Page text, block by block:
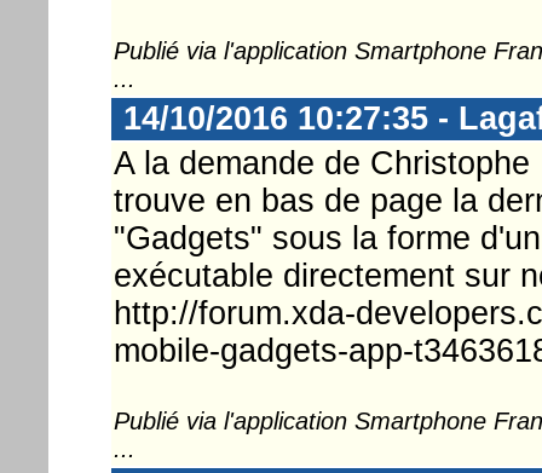
Publié via l'application Smartphone
...
14/10/2016 10:27:35 -
A la demande de
trouve en bas de page la
"Gadgets" sous la forme
exécutable directement sur
http://forum.xda-
mobile-gadgets-app-
Publié via l'application Smartphone
...